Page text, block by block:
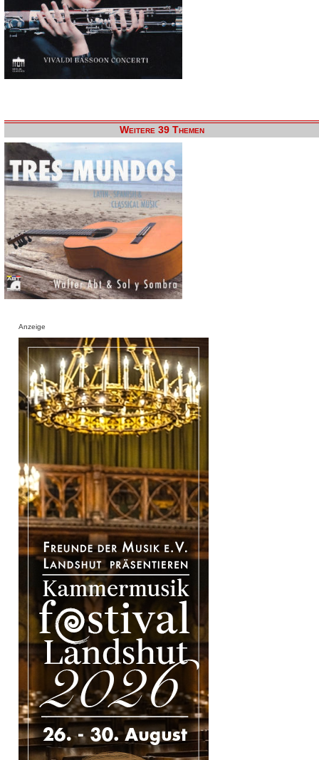
Weitere 39 Themen
Anzeige